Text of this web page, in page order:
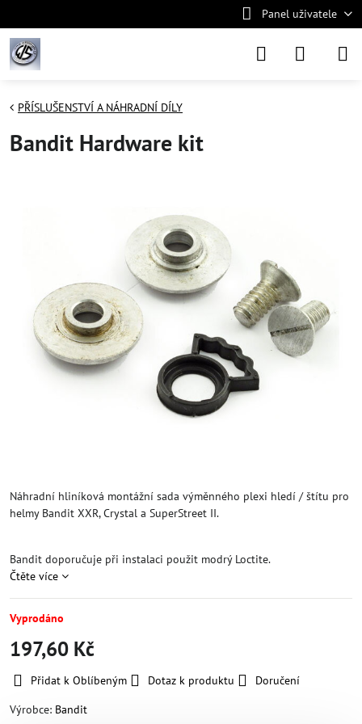
Panel uživatele
PŘÍSLUŠENSTVÍ A NÁHRADNÍ DÍLY
Bandit Hardware kit
Náhradní hliníková montážní sada výměnného plexi hledí / štítu pro
helmy Bandit XXR, Crystal a SuperStreet II.
Bandit doporučuje při instalaci použit modrý Loctite.
Čtěte více
Vyprodáno
197,60 Kč
Přidat k Oblíbeným Dotaz k produktu
Doručení
Výrobce: Bandit